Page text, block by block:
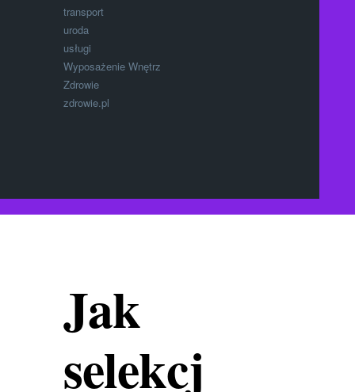
transport
uroda
usługi
Wyposażenie Wnętrz
Zdrowie
zdrowie.pl
Jak
selekcj